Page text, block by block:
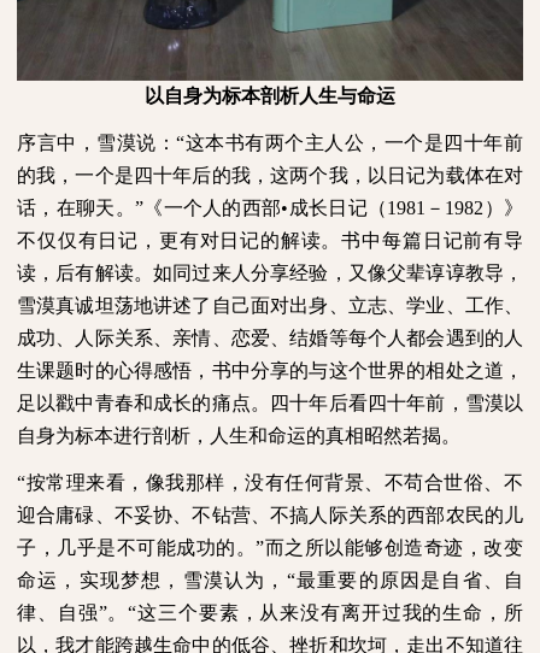
以自身为标本剖析人生与命运
序言中，雪漠说：“这本书有两个主人公，一个是四十年前
的我，一个是四十年后的我，这两个我，以日记为载体在对
话，在聊天。”《一个人的西部•成长日记（1981 － 1982 ）》
不仅仅有日记，更有对日记的解读。书中每篇日记前有导
读，后有解读。如同过来人分享经验，又像父辈谆谆教导，
雪漠真诚坦荡地讲述了自己面对出身、立志、学业、工作、
成功、人际关系、亲情、恋爱、结婚等每个人都会遇到的人
生课题时的心得感悟，书中分享的与这个世界的相处之道，
足以戳中青春和成长的痛点。四十年后看四十年前，雪漠以
自身为标本进行剖析，人生和命运的真相昭然若揭。
“按常理来看，像我那样，没有任何背景、不苟合世俗、不
迎合庸碌、不妥协、不钻营、不搞人际关系的西部农民的儿
子，几乎是不可能成功的。”而之所以能够创造奇迹，改变
命运，实现梦想，雪漠认为，“最重要的原因是自省、自
律、自强”。“这三个要素，从来没有离开过我的生命，所
以，我才能跨越生命中的低谷、挫折和坎坷，走出不知道往